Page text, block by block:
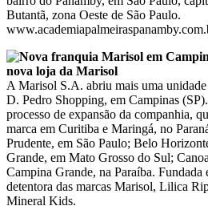
Butantã, zona Oeste de São Paulo.
nova loja da Marisol
A Marisol S.A. abriu mais uma
D. Pedro Shopping, em Campinas
processo de expansão da companhia,
marca em Curitiba e Maringá, no
Prudente, em São Paulo; Belo
Grande, em Mato Grosso do Sul;
Campina Grande, na Paraíba.
detentora das marcas Marisol, Lilica
Mineral Kids.